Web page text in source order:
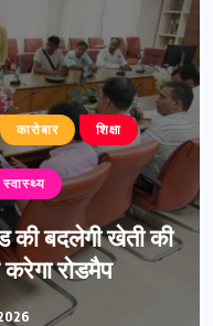
कारोबार शिक्षा
स्वास्थ्य
की बदलेगी खेती की
करेगा रोडमैप